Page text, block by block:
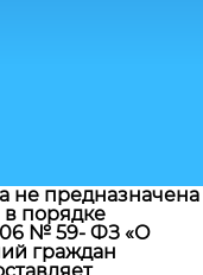
не предназначена
порядке
№ 59- ФЗ «О
граждан